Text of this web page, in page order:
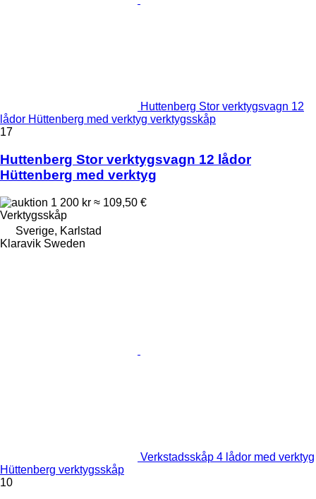
Huttenberg Stor verktygsvagn 12
lådor Hüttenberg med verktyg verktygsskåp
17
Huttenberg Stor verktygsvagn 12 lådor
Hüttenberg med verktyg
1 200 kr ≈ 109,50 €
Verktygsskåp
Sverige, Karlstad
Klaravik Sweden
Verkstadsskåp 4 lådor med verktyg
Hüttenberg verktygsskåp
10